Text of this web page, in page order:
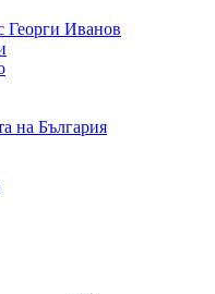
Георги Иванов
на България